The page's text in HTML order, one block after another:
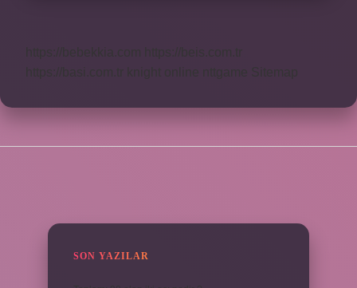
SON YAZILAR